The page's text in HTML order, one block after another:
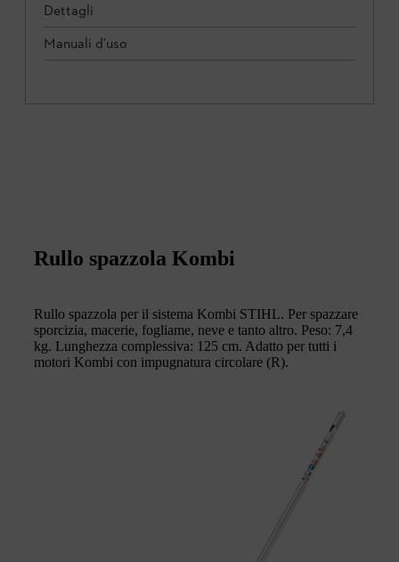
Dettagli
Manuali d'uso
Rullo spazzola Kombi
Rullo spazzola per il sistema Kombi STIHL. Per spazzare
sporcizia, macerie, fogliame, neve e tanto altro. Peso: 7,4
kg. Lunghezza complessiva: 125 cm. Adatto per tutti i
motori Kombi con impugnatura circolare (R).